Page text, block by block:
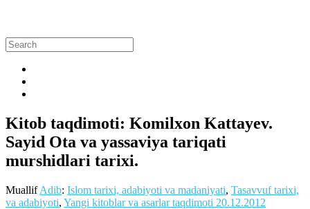
Kitob taqdimoti: Komilxon Kattayev.
Sayid Ota va yassaviya tariqati
murshidlari tarixi.
MuallifAdib: Islom tarixi, adabiyoti va madaniyati, Tasavvuf tarixi,
va adabiyoti, Yangi kitoblar va asarlar taqdimoti 20.12.2012